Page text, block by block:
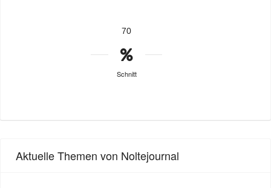
70
Schnitt
Aktuelle Themen von Noltejournal